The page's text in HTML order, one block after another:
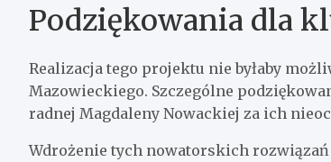
Podziękowania dla
Realizacja tego projektu nie byłaby
Mazowieckiego. Szczególne
radnej Magdaleny Nowackiej za ich
Wdrożenie tych nowatorskich